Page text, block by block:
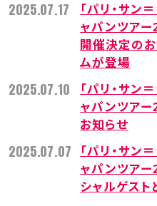
2025.07.17
「パリ・サン
ャパンツアー
開催決定の
ムが登場
2025.07.10
「パリ・サン
ャパンツア
お知らせ
2025.07.07
「パリ・サン
ャパンツア
シャルゲスト